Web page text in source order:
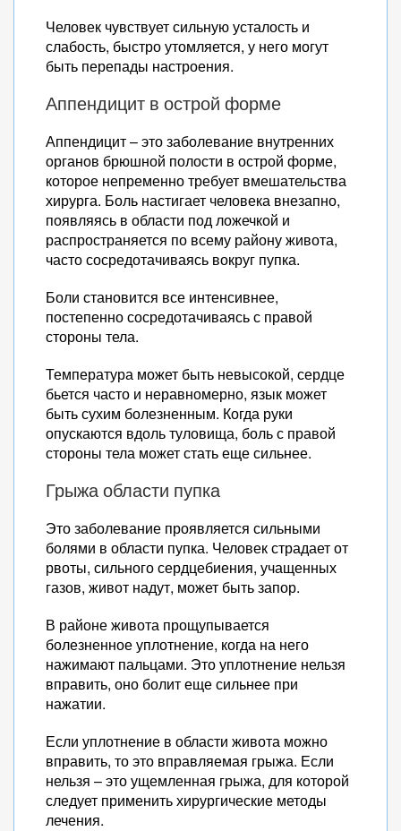
Человек чувствует сильную усталость и
слабость, быстро утомляется, у него могут
быть перепады настроения.
Аппендицит в острой форме
Аппендицит – это заболевание внутренних
органов брюшной полости в острой форме,
которое непременно требует вмешательства
хирурга. Боль настигает человека внезапно,
появляясь в области под ложечкой и
распространяется по всему району живота,
часто сосредотачиваясь вокруг пупка.
Боли становится все интенсивнее,
постепенно сосредотачиваясь с правой
стороны тела.
Температура может быть невысокой, сердце
бьется часто и неравномерно, язык может
быть сухим болезненным. Когда руки
опускаются вдоль туловища, боль с правой
стороны тела может стать еще сильнее.
Грыжа области пупка
Это заболевание проявляется сильными
болями в области пупка. Человек страдает от
рвоты, сильного сердцебиения, учащенных
газов, живот надут, может быть запор.
В районе живота прощупывается
болезненное уплотнение, когда на него
нажимают пальцами. Это уплотнение нельзя
вправить, оно болит еще сильнее при
нажатии.
Если уплотнение в области живота можно
вправить, то это вправляемая грыжа. Если
нельзя – это ущемленная грыжа, для которой
следует применить хирургические методы
лечения.